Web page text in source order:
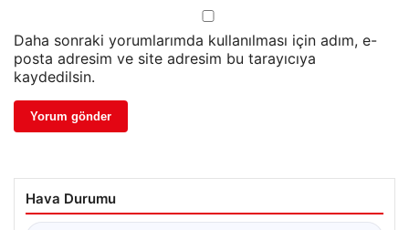
Daha sonraki yorumlarımda kullanılması için adım, e-
posta adresim ve site adresim bu tarayıcıya
kaydedilsin.
Hava Durumu